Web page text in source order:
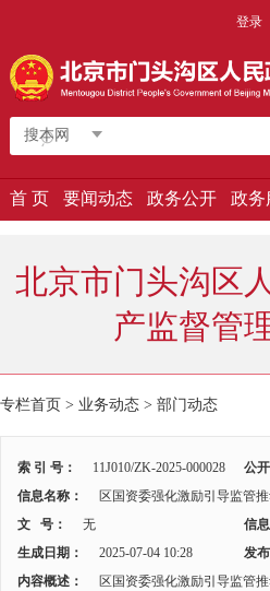
登录
搜本网
首 页 要闻动态 政务公开 政务
北京市门头沟区
产监督管
专栏首页 > 业务动态 > 部门动态
索 引 号： 11J010/ZK-2025-000028 公
信息名称：
区国资委强化激励引导监管
文 号：
无 信
生成日期：
2025-07-04 10:28 发
内容概述：
区国资委强化激励引导监管